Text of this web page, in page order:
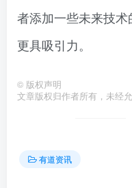
者添加一些未来技术
更具吸引力。
© 版权声明
文章版权归作者所有，未经允
有道资讯